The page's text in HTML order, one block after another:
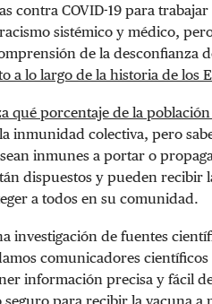
contra COVID-19 para
sistémico y médico,
de la desconfianza
a lo largo de la historia de los
qué porcentaje de la
inmunidad colectiva, pero
inmunes a portar o
dispuestos y pueden recibir
a todos en su comunidad.
investigación de fuentes
comunicadores
información precisa y fácil